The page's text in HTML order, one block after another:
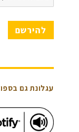
דואר
אלקטרוני
להירשם
עגלונת גם